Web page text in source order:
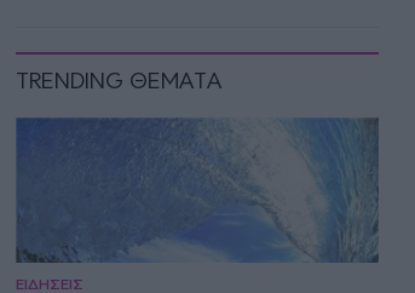
TRENDING ΘΕΜΑΤΑ
ΕΙΔΗΣΕΙΣ